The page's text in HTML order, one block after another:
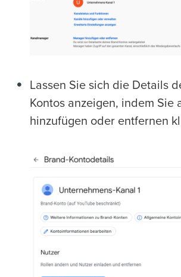
Lassen Sie sich die Details
Kontos anzeigen, indem Sie
hinzufügen oder entfernen